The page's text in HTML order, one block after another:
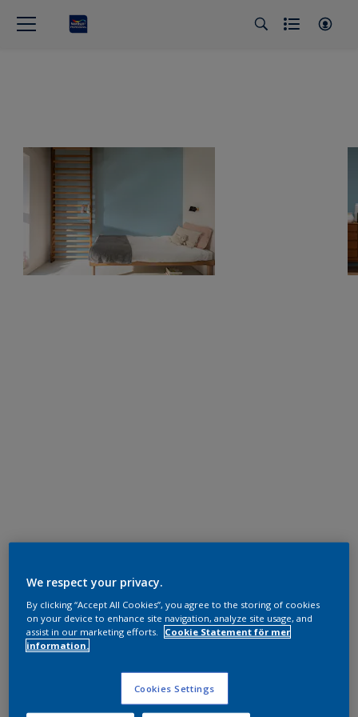
We respect your privacy.
By clicking “Accept All Cookies”, you agree to the storing of cookies
on your device to enhance site navigation, analyze site usage, and
assist in our marketing efforts.
Cookie Statement för mer
information.
Cookies Settings